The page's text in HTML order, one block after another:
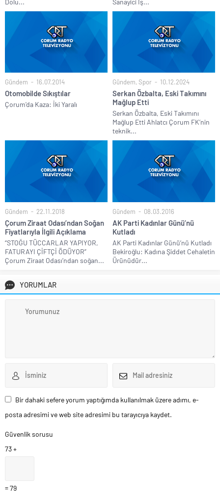
Dolu...
Sanayici İş...
Gündem 16.07.2014
Otomobilde Sıkıştılar
Çorum'da Kaza: İki Yaralı
Gündem, Spor 10.12.2024
Serkan Özbalta, Eski Takımını
Mağlup Etti
Serkan Özbalta, Eski Takımını
Mağlup Etti Ahlatcı Çorum FK’nin
teknik...
Gündem 22.11.2018
Çorum Ziraat Odası’ndan Soğan
Fiyatlarıyla İlgili Açıklama
“STOĞU TÜCCARLAR YAPIYOR,
FATURAYI ÇİFTÇİ ÖDÜYOR”
Çorum Ziraat Odası’ndan soğan...
Gündem 08.03.2016
AK Parti Kadınlar Günü’nü
Kutladı
AK Parti Kadınlar Günü’nü Kutladı
Bekiroğlu: Kadına Şiddet Cehaletin
Ürünüdür...
YORUMLAR
Bir dahaki sefere yorum yaptığımda kullanılmak üzere adımı, e-
posta adresimi ve web site adresimi bu tarayıcıya kaydet.
Güvenlik sorusu
73 +
= 79